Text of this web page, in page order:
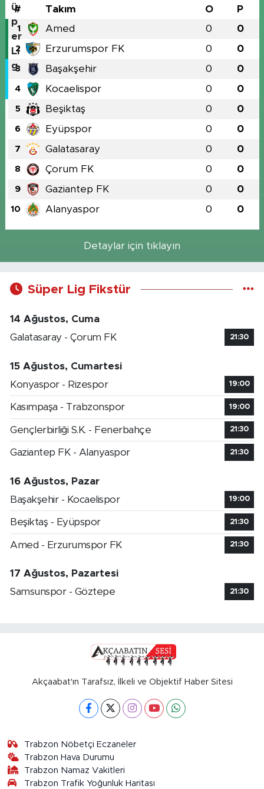
# Takım O P
1 Amed 0 0
2 Erzurumspor FK 0 0
3 Başakşehir 0 0
4 Kocaelispor 0 0
5 Beşiktaş 0 0
6 Eyüpspor 0 0
7 Galatasaray 0 0
8 Çorum FK 0 0
9 Gaziantep FK 0 0
10 Alanyaspor 0 0
Detaylar için tıklayın
Süper Lig Fikstür
14 Ağustos, Cuma
Galatasaray - Çorum FK
21:30
15 Ağustos, Cumartesi
Konyaspor - Rizespor
19:00
Kasımpaşa - Trabzonspor 19:00
Gençlerbirliği S.K. - Fenerbahçe 21:30
Gaziantep FK - Alanyaspor 21:30
16 Ağustos, Pazar
Başakşehir - Kocaelispor
19:00
Beşiktaş - Eyüpspor 21:30
Amed - Erzurumspor FK 21:30
17 Ağustos, Pazartesi
Samsunspor - Göztepe
21:30
Akçaabat'ın Tarafsız, İlkeli ve Objektif Haber Sitesi
Trabzon Nöbetçi Eczaneler
Trabzon Hava Durumu
Trabzon Namaz Vakitleri
Trabzon Trafik Yoğunluk Haritası